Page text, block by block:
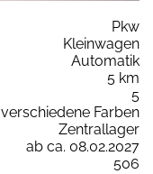
Pkw
Kleinwagen
Automatik
5 km
5
verschiedene Farben
Zentrallager
ab ca. 08.02.2027
506